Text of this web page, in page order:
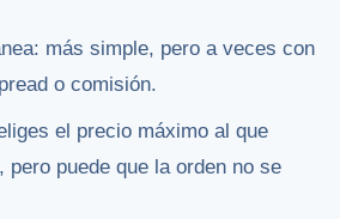
más simple, pero a veces con
o comisión.
el precio máximo al que
pero puede que la orden no se